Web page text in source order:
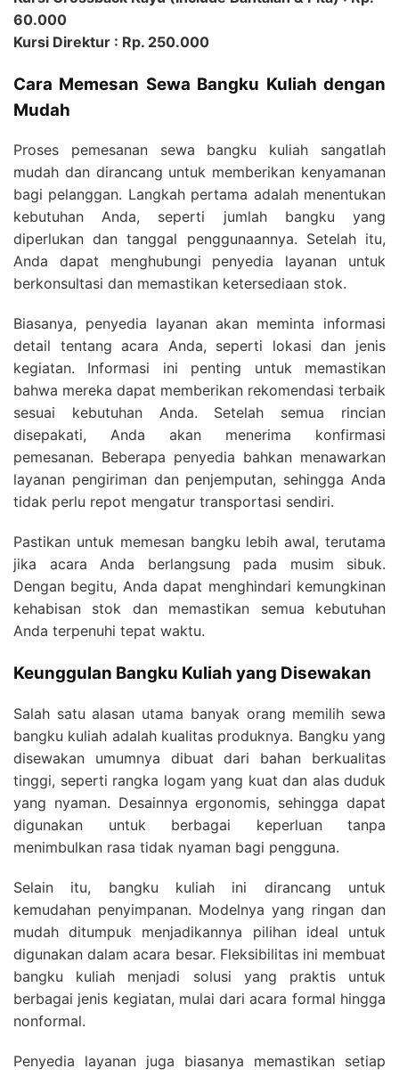
60.000
Kursi Direktur : Rp. 250.000
Cara Memesan Sewa Bangku Kuliah dengan
Mudah
Proses pemesanan sewa bangku kuliah sangatlah
mudah dan dirancang untuk memberikan kenyamanan
bagi pelanggan. Langkah pertama adalah menentukan
kebutuhan Anda, seperti jumlah bangku yang
diperlukan dan tanggal penggunaannya. Setelah itu,
Anda dapat menghubungi penyedia layanan untuk
berkonsultasi dan memastikan ketersediaan stok.
Biasanya, penyedia layanan akan meminta informasi
detail tentang acara Anda, seperti lokasi dan jenis
kegiatan. Informasi ini penting untuk memastikan
bahwa mereka dapat memberikan rekomendasi terbaik
sesuai kebutuhan Anda. Setelah semua rincian
disepakati, Anda akan menerima konfirmasi
pemesanan. Beberapa penyedia bahkan menawarkan
layanan pengiriman dan penjemputan, sehingga Anda
tidak perlu repot mengatur transportasi sendiri.
Pastikan untuk memesan bangku lebih awal, terutama
jika acara Anda berlangsung pada musim sibuk.
Dengan begitu, Anda dapat menghindari kemungkinan
kehabisan stok dan memastikan semua kebutuhan
Anda terpenuhi tepat waktu.
Keunggulan Bangku Kuliah yang Disewakan
Salah satu alasan utama banyak orang memilih sewa
bangku kuliah adalah kualitas produknya. Bangku yang
disewakan umumnya dibuat dari bahan berkualitas
tinggi, seperti rangka logam yang kuat dan alas duduk
yang nyaman. Desainnya ergonomis, sehingga dapat
digunakan untuk berbagai keperluan tanpa
menimbulkan rasa tidak nyaman bagi pengguna.
Selain itu, bangku kuliah ini dirancang untuk
kemudahan penyimpanan. Modelnya yang ringan dan
mudah ditumpuk menjadikannya pilihan ideal untuk
digunakan dalam acara besar. Fleksibilitas ini membuat
bangku kuliah menjadi solusi yang praktis untuk
berbagai jenis kegiatan, mulai dari acara formal hingga
nonformal.
Penyedia layanan juga biasanya memastikan setiap